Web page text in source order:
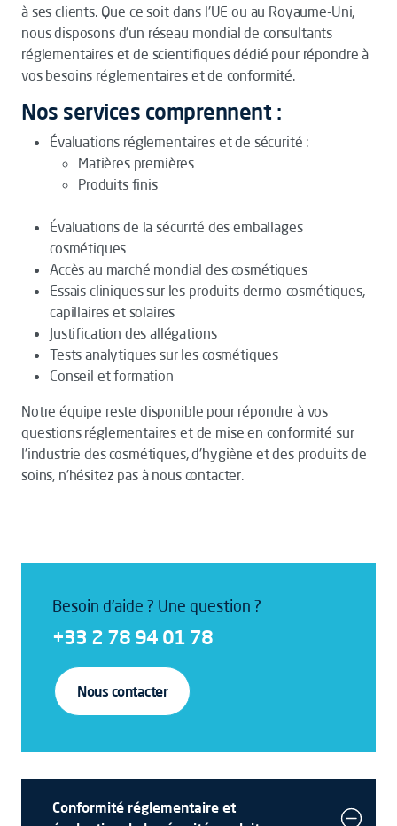
à ses clients. Que ce soit dans l'UE ou au Royaume-Uni,
nous disposons d'un réseau mondial de consultants
réglementaires et de scientifiques dédié pour répondre à
vos besoins réglementaires et de conformité.
Nos services comprennent :
Évaluations réglementaires et de sécurité :
Matières premières
Produits finis
Évaluations de la sécurité des emballages
cosmétiques
Accès au marché mondial des cosmétiques
Essais cliniques sur les produits dermo-cosmétiques,
capillaires et solaires
Justification des allégations
Tests analytiques sur les cosmétiques
Conseil et formation
Notre équipe reste disponible pour répondre à vos
questions réglementaires et de mise en conformité sur
l'industrie des cosmétiques, d'hygiène et des produits de
soins, n'hésitez pas à nous contacter.
Besoin d'aide ? Une question ?
+33 2 78 94 01 78
Nous contacter
Conformité réglementaire et